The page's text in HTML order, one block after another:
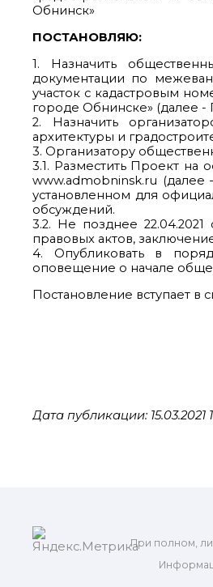
Обнинск»
ПОСТАНОВЛЯЮ:
1. Назначить
документации по
участок с кадастровым
городе Обнинске» (далее -
2. Назначить
архитектуры и
3. Организатору
3.1. Разместить Проект
www.admobninsk.ru
установленном для
обсуждений.
3.2. Не позднее
правовых актов,
4. Опубликовать в
оповещение о начале
Постановление вступает в
Дата публикации: 15.03.2021
При полном,